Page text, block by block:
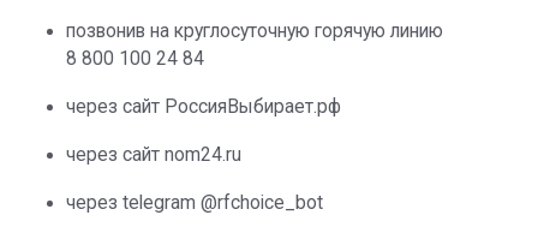
позвонив на круглосуточную горячую линию
8 800 100 24 84
через сайт РоссияВыбирает.рф
через сайт nom24.ru
через telegram @rfchoice_bot